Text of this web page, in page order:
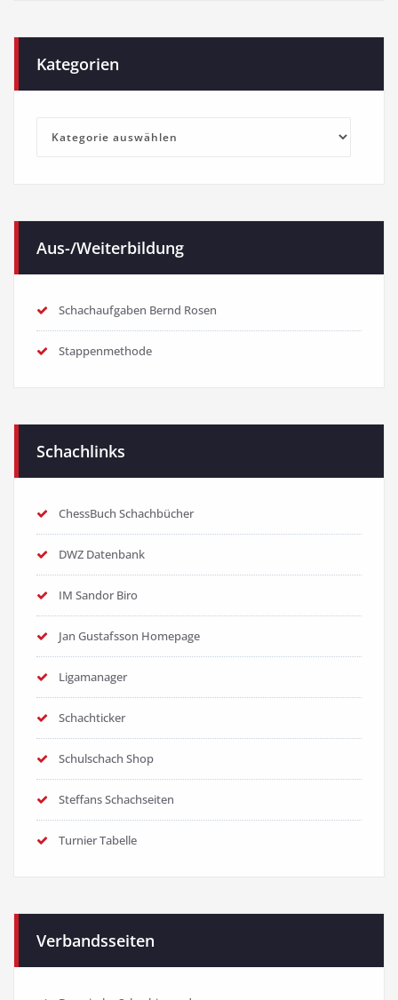
Kategorien
Kategorien
Aus-/Weiterbildung
Schachaufgaben Bernd Rosen
Stappenmethode
Schachlinks
ChessBuch Schachbücher
DWZ Datenbank
IM Sandor Biro
Jan Gustafsson Homepage
Ligamanager
Schachticker
Schulschach Shop
Steffans Schachseiten
Turnier Tabelle
Verbandsseiten